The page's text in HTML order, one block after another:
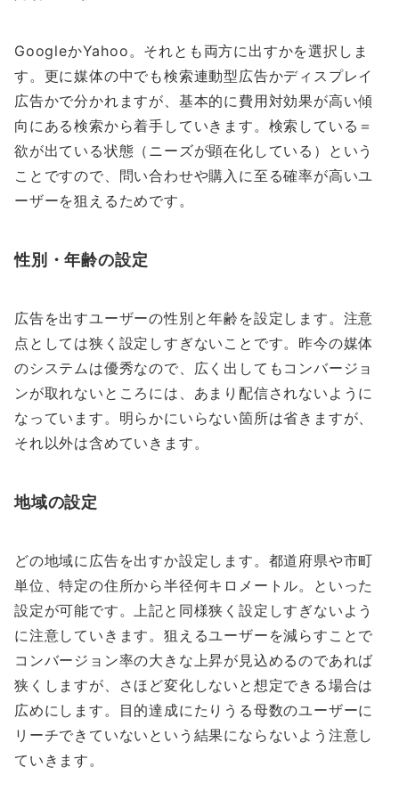
GoogleかYahoo。それとも両方に出すかを選択しま
す。更に媒体の中でも検索連動型広告かディスプレイ
広告かで分かれますが、基本的に費用対効果が高い傾
向にある検索から着手していきます。検索している＝
欲が出ている状態（ニーズが顕在化している）という
ことですので、問い合わせや購入に至る確率が高いユ
ーザーを狙えるためです。
性別・年齢の設定
広告を出すユーザーの性別と年齢を設定します。注意
点としては狭く設定しすぎないことです。昨今の媒体
のシステムは優秀なので、広く出してもコンバージョ
ンが取れないところには、あまり配信されないように
なっています。明らかにいらない箇所は省きますが、
それ以外は含めていきます。
地域の設定
どの地域に広告を出すか設定します。都道府県や市町
単位、特定の住所から半径何キロメートル。といった
設定が可能です。上記と同様狭く設定しすぎないよう
に注意していきます。狙えるユーザーを減らすことで
コンバージョン率の大きな上昇が見込めるのであれば
狭くしますが、さほど変化しないと想定できる場合は
広めにします。目的達成にたりうる母数のユーザーに
リーチできていないという結果にならないよう注意し
ていきます。